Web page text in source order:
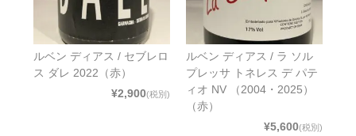
ルベン ディアス / セブレロ
ス ダレ 2022（赤）
¥2,900(税別)
ルベン ディアス / ラ ソル
プレッサ トネレス デ パテ
ィオ NV （2004・2025）
（赤）
¥5,600(税別)